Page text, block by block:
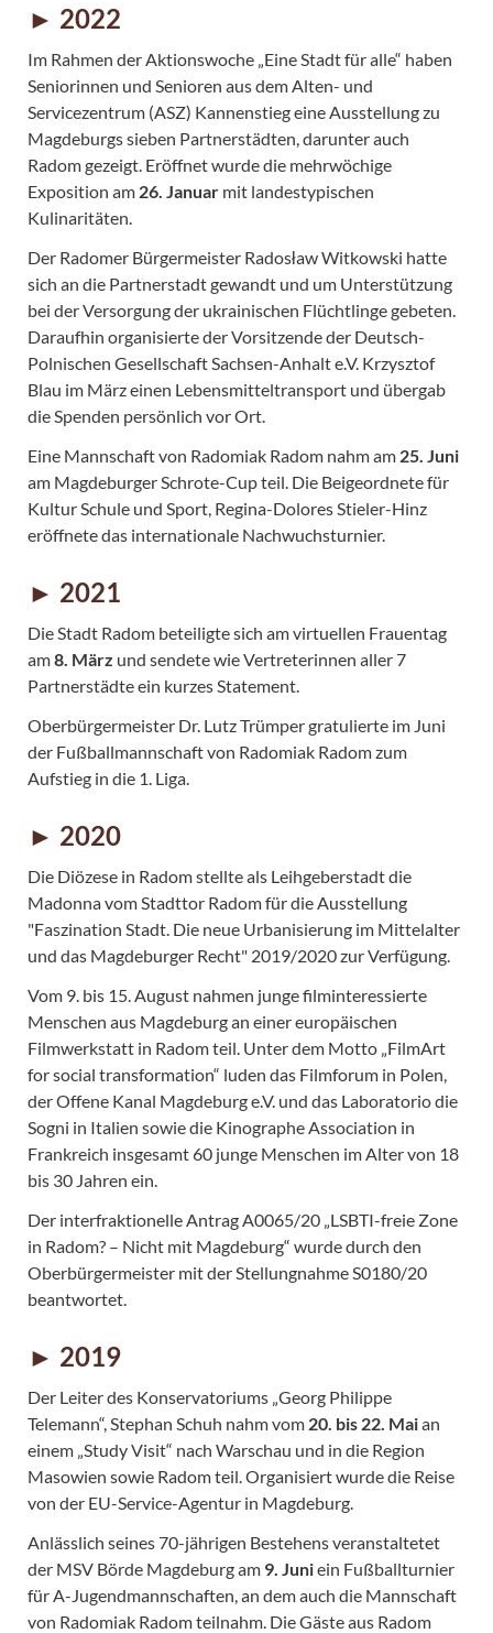
► 2022
Im Rahmen der Aktionswoche „Eine Stadt für alle“ haben
Seniorinnen und Senioren aus dem Alten- und
Servicezentrum (ASZ) Kannenstieg eine Ausstellung zu
Magdeburgs sieben Partnerstädten, darunter auch
Radom gezeigt. Eröffnet wurde die mehrwöchige
Exposition am 26. Januar mit landestypischen
Kulinaritäten.
Der Radomer Bürgermeister Radosław Witkowski hatte
sich an die Partnerstadt gewandt und um Unterstützung
bei der Versorgung der ukrainischen Flüchtlinge gebeten.
Daraufhin organisierte der Vorsitzende der Deutsch-
Polnischen Gesellschaft Sachsen-Anhalt e.V. Krzysztof
Blau im März einen Lebensmitteltransport und übergab
die Spenden persönlich vor Ort.
Eine Mannschaft von Radomiak Radom nahm am 25. Juni
am Magdeburger Schrote-Cup teil. Die Beigeordnete für
Kultur Schule und Sport, Regina-Dolores Stieler-Hinz
eröffnete das internationale Nachwuchsturnier.
► 2021
Die Stadt Radom beteiligte sich am virtuellen Frauentag
am8. März und sendete wie Vertreterinnen aller 7
Partnerstädte ein kurzes Statement.
Oberbürgermeister Dr. Lutz Trümper gratulierte im Juni
der Fußballmannschaft von Radomiak Radom zum
Aufstieg in die 1. Liga.
► 2020
Die Diözese in Radom stellte als Leihgeberstadt die
Madonna vom Stadttor Radom für die Ausstellung
"Faszination Stadt. Die neue Urbanisierung im Mittelalter
und das Magdeburger Recht" 2019/2020 zur Verfügung.
Vom 9. bis 15. August nahmen junge filminteressierte
Menschen aus Magdeburg an einer europäischen
Filmwerkstatt in Radom teil. Unter dem Motto „FilmArt
for social transformation“ luden das Filmforum in Polen,
der Offene Kanal Magdeburg e.V. und das Laboratorio die
Sogni in Italien sowie die Kinographe Association in
Frankreich insgesamt 60 junge Menschen im Alter von 18
bis 30 Jahren ein.
Der interfraktionelle Antrag A0065/20 „LSBTI-freie Zone
in Radom? – Nicht mit Magdeburg“ wurde durch den
Oberbürgermeister mit der Stellungnahme S0180/20
beantwortet.
► 2019
Der Leiter des Konservatoriums „Georg Philippe
Telemann“, Stephan Schuh nahm vom 20. bis 22. Maian
einem „Study Visit“ nach Warschau und in die Region
Masowien sowie Radom teil. Organisiert wurde die Reise
von der EU-Service-Agentur in Magdeburg.
Anlässlich seines 70-jährigen Bestehens veranstaltetet
der MSV Börde Magdeburg am 9. Juniein Fußballturnier
für A-Jugendmannschaften, an dem auch die Mannschaft
von Radomiak Radom teilnahm. Die Gäste aus Radom